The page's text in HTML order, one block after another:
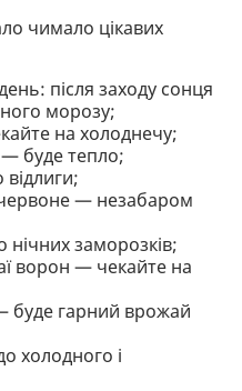
чимало цікавих
після заходу сонця
морозу;
на холоднечу;
буде тепло;
— незабаром
нічних заморозків;
ворон — чекайте на
буде гарний врожай
холодного і